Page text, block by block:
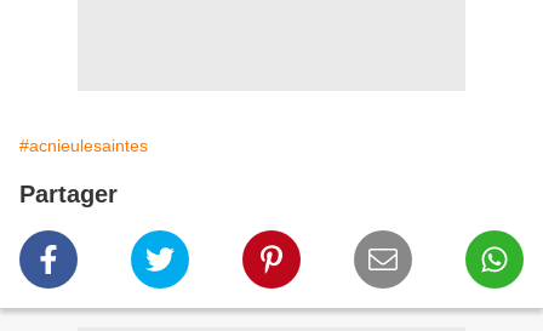
#acnieulesaintes
Partager